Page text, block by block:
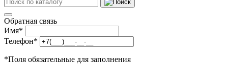
Обратная связь
Имя*
Телефон*
*Поля обязательные для заполнения